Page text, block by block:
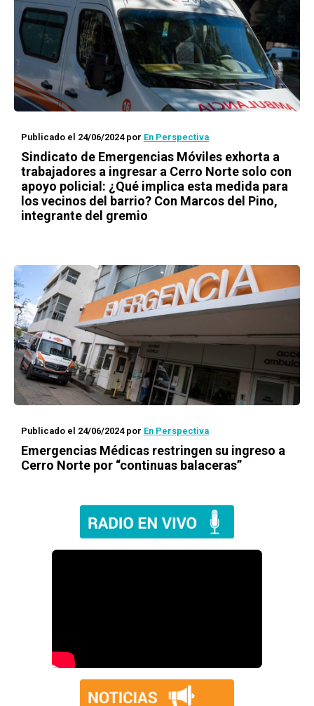
Publicado el 24/06/2024por En Perspectiva
Sindicato de Emergencias Móviles exhorta a
trabajadores a ingresar a Cerro Norte solo con
apoyo policial: ¿Qué implica esta medida para
los vecinos del barrio? Con Marcos del Pino,
integrante del gremio
Publicado el 24/06/2024por En Perspectiva
Emergencias Médicas restringen su ingreso a
Cerro Norte por “continuas balaceras”